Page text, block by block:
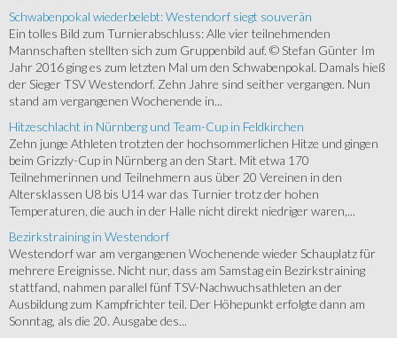
Schwabenpokal wiederbelebt: Westendorf siegt souverän
Ein tolles Bild zum Turnierabschluss: Alle vier teilnehmenden
Mannschaften stellten sich zum Gruppenbild auf. © Stefan Günter Im
Jahr 2016 ging es zum letzten Mal um den Schwabenpokal. Damals hieß
der Sieger TSV Westendorf. Zehn Jahre sind seither vergangen. Nun
stand am vergangenen Wochenende in...
Hitzeschlacht in Nürnberg und Team-Cup in Feldkirchen
Zehn junge Athleten trotzten der hochsommerlichen Hitze und gingen
beim Grizzly-Cup in Nürnberg an den Start. Mit etwa 170
Teilnehmerinnen und Teilnehmern aus über 20 Vereinen in den
Altersklassen U8 bis U14 war das Turnier trotz der hohen
Temperaturen, die auch in der Halle nicht direkt niedriger waren,...
Bezirkstraining in Westendorf
Westendorf war am vergangenen Wochenende wieder Schauplatz für
mehrere Ereignisse. Nicht nur, dass am Samstag ein Bezirkstraining
stattfand, nahmen parallel fünf TSV-Nachwuchsathleten an der
Ausbildung zum Kampfrichter teil. Der Höhepunkt erfolgte dann am
Sonntag, als die 20. Ausgabe des...